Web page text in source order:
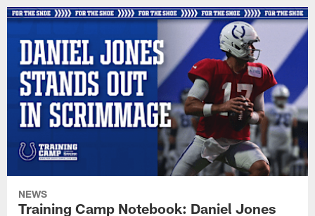
NEWS
Training Camp Notebook: Daniel Jones